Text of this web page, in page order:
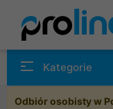
Kategorie
Odbiór osobisty w